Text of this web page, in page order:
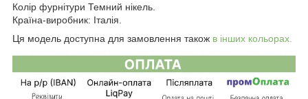
Колір фурнітури Темний нікель.
Країна-виробник: Італія.
Ця модель доступна для замовлення також в інших кольорах.